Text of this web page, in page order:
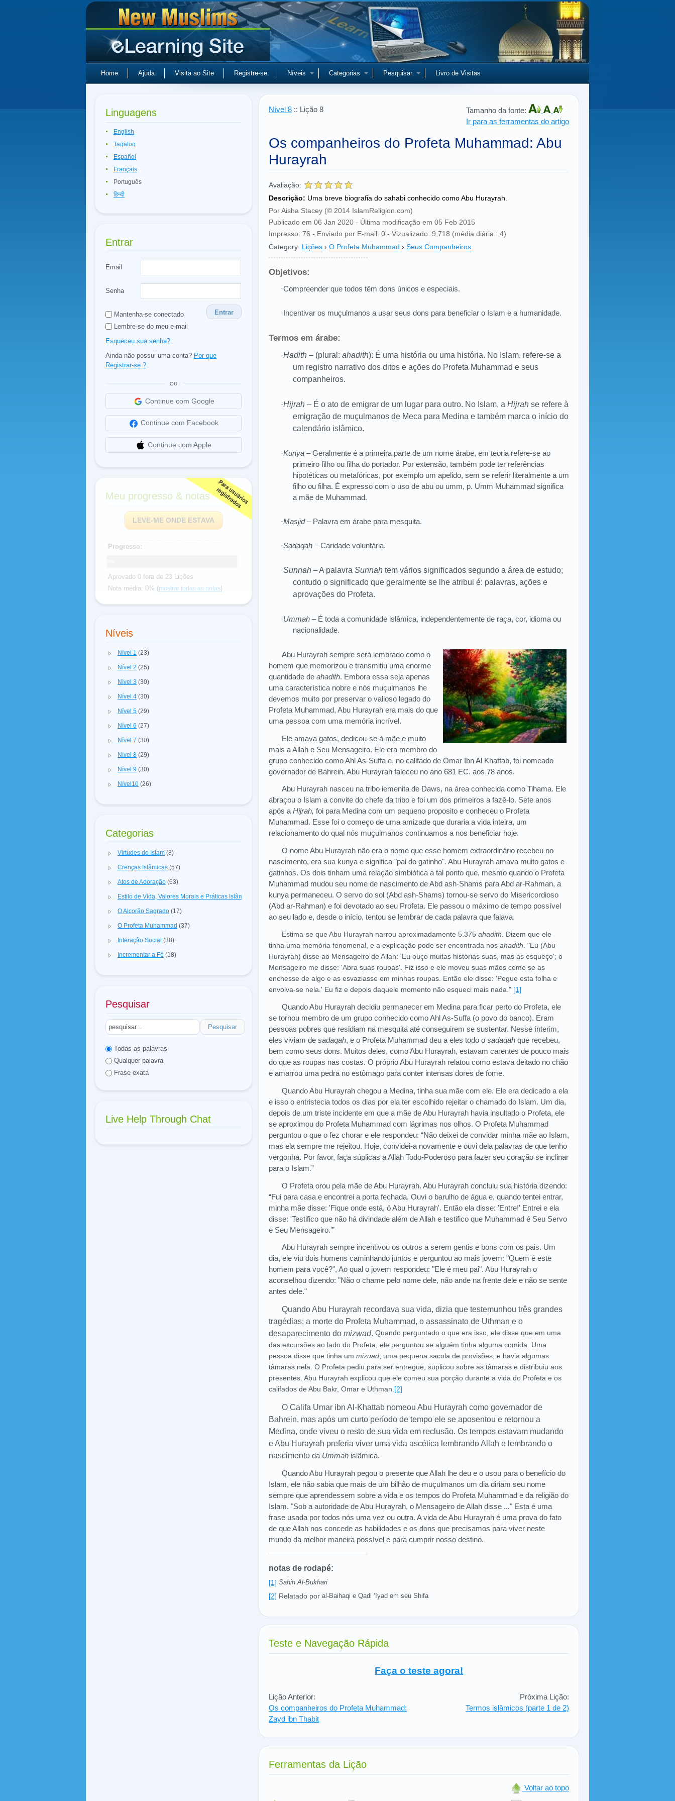
Home Ajuda Visita ao Site Registre-se Níveis Categorias Pesquisar Livro de Visitas
Linguagens
English
Tagalog
Español
Français
Português
हिन्दी
Entrar
Email
Senha
Mantenha-se conectado
Entrar
Lembre-se do meu e-mail
Esqueceu sua senha?
Ainda não possui uma conta? Por que
Registrar-se ?
OU
Continue com Google
Continue com Facebook
Continue com Apple
Meu progresso & notas
LEVE-ME ONDE ESTAVA
Progresso:
Aprovado 0 fora de 23 Lições
Nota média: 0% (mostrar todas as notas)
Níveis
Nível 1 (23)
Nível 2 (25)
Nível 3 (30)
Nível 4 (30)
Nível 5 (29)
Nível 6 (27)
Nível 7 (30)
Nível 8 (29)
Nível 9 (30)
Nível10 (26)
Categorias
Virtudes do Islam (8)
Crenças Islâmicas (57)
Atos de Adoração (63)
Estilo de Vida, Valores Morais e Práticas Islâmicas
O Alcorão Sagrado (17)
O Profeta Muhammad (37)
Interação Social (38)
Incrementar a Fé (18)
Pesquisar
Pesquisar
Todas as palavras
Qualquer palavra
Frase exata
Live Help Through Chat
Nível 8 :: Lição 8
Tamanho da fonte:
Ir para as ferramentas do artigo
Os companheiros do Profeta Muhammad: Abu
Hurayrah
Avaliação:
Descrição: Uma breve biografia do sahabi conhecido como Abu Hurayrah.
Por Aisha Stacey (© 2014 IslamReligion.com)
Publicado em 06 Jan 2020 - Última modificação em 05 Feb 2015
Impresso: 76 - Enviado por E-mail: 0 - Vizualizado: 9,718 (média diária:: 4)
Category: Lições › O Profeta Muhammad › Seus Companheiros
Objetivos:
·Compreender que todos têm dons únicos e especiais.
·Incentivar os muçulmanos a usar seus dons para beneficiar o Islam e a humanidade.
Termos em árabe:
·Hadith – (plural: ahadith): É uma história ou uma história. No Islam, refere-se a
um registro narrativo dos ditos e ações do Profeta Muhammad e seus
companheiros.
·Hijrah – É o ato de emigrar de um lugar para outro. No Islam, a Hijrah se refere à
emigração de muçulmanos de Meca para Medina e também marca o início do
calendário islâmico.
·Kunya – Geralmente é a primeira parte de um nome árabe, em teoria refere-se ao
primeiro filho ou filha do portador. Por extensão, também pode ter referências
hipotéticas ou metafóricas, por exemplo um apelido, sem se referir literalmente a um
filho ou filha. É expresso com o uso de abu ou umm, p. Umm Muhammad significa
a mãe de Muhammad.
·Masjid– Palavra em árabe para mesquita.
·Sadaqah – Caridade voluntária.
·Sunnah –A palavra Sunnah tem vários significados segundo a área de estudo;
contudo o significado que geralmente se lhe atribui é: palavras, ações e
aprovações do Profeta.
·Ummah – É toda a comunidade islâmica, independentemente de raça, cor, idioma ou
nacionalidade.
Abu Hurayrah sempre será lembrado como o
homem que memorizou e transmitiu uma enorme
quantidade de ahadith. Embora essa seja apenas
uma característica nobre e nós muçulmanos lhe
devemos muito por preservar o valioso legado do
Profeta Muhammad, Abu Hurayrah era mais do que
uma pessoa com uma memória incrível.
Ele amava gatos, dedicou-se à mãe e muito
mais a Allah e Seu Mensageiro. Ele era membro do
grupo conhecido como Ahl As-Suffa e, no califado de Omar Ibn Al Khattab, foi nomeado
governador de Bahrein. Abu Hurayrah faleceu no ano 681 EC. aos 78 anos.
Abu Hurayrah nasceu na tribo iemenita de Daws, na área conhecida como Tihama. Ele
abraçou o Islam a convite do chefe da tribo e foi um dos primeiros a fazê-lo. Sete anos
após a Hijrah, foi para Medina com um pequeno proposito e conheceu o Profeta
Muhammad. Esse foi o começo de uma amizade que duraria a vida inteira, um
relacionamento do qual nós muçulmanos continuamos a nos beneficiar hoje.
O nome Abu Hurayrah não era o nome que esse homem extraordinário recebeu no
nascimento, era sua kunya e significa "pai do gatinho". Abu Hurayrah amava muito gatos e
gatinhos. Os dois tinham uma relação simbiótica a tal ponto que, mesmo quando o Profeta
Muhammad mudou seu nome de nascimento de Abd ash-Shams para Abd ar-Rahman, a
kunya permaneceu. O servo do sol (Abd ash-Shams) tornou-se servo do Misericordioso
(Abd ar-Rahman) e foi devotado ao seu Profeta. Ele passou o máximo de tempo possível
ao seu lado e, desde o início, tentou se lembrar de cada palavra que falava.
Estima-se que Abu Hurayrah narrou aproximadamente 5.375ahadith . Dizem que ele
tinha uma memória fenomenal, e a explicação pode ser encontrada nos ahadith . "Eu (Abu
Hurayrah) disse ao Mensageiro de Allah: 'Eu ouço muitas histórias suas, mas as esqueço'; o
Mensageiro me disse: 'Abra suas roupas'. Fiz isso e ele moveu suas mãos como se as
enchesse de algo e as esvaziasse em minhas roupas. Então ele disse: 'Pegue esta folha e
envolva-se nela.' Eu fiz e depois daquele momento não esqueci mais nada." [1]
Quando Abu Hurayrah decidiu permanecer em Medina para ficar perto do Profeta, ele
se tornou membro de um grupo conhecido como Ahl As-Suffa (o povo do banco). Eram
pessoas pobres que residiam na mesquita até conseguirem se sustentar. Nesse ínterim,
eles viviam de sadaqah, e o Profeta Muhammad deu a eles todo o sadaqah que recebeu,
bem como seus dons. Muitos deles, como Abu Hurayrah, estavam carentes de pouco mais
do que as roupas nas costas. O próprio Abu Hurayrah relatou como estava deitado no chão
e amarrou uma pedra no estômago para conter intensas dores de fome.
Quando Abu Hurayrah chegou a Medina, tinha sua mãe com ele. Ele era dedicado a ela
e isso o entristecia todos os dias por ela ter escolhido rejeitar o chamado do Islam. Um dia,
depois de um triste incidente em que a mãe de Abu Hurayrah havia insultado o Profeta, ele
se aproximou do Profeta Muhammad com lágrimas nos olhos. O Profeta Muhammad
perguntou o que o fez chorar e ele respondeu: “Não deixei de convidar minha mãe ao Islam,
mas ela sempre me rejeitou. Hoje, convidei-a novamente e ouvi dela palavras de que tenho
vergonha. Por favor, faça súplicas a Allah Todo-Poderoso para fazer seu coração se inclinar
para o Islam.”
O Profeta orou pela mãe de Abu Hurayrah. Abu Hurayrah concluiu sua história dizendo:
“Fui para casa e encontrei a porta fechada. Ouvi o barulho de água e, quando tentei entrar,
minha mãe disse: 'Fique onde está, ó Abu Hurayrah'. Então ela disse: 'Entre!' Entrei e ela
disse: 'Testifico que não há divindade além de Allah e testifico que Muhammad é Seu Servo
e Seu Mensageiro.'”
Abu Hurayrah sempre incentivou os outros a serem gentis e bons com os pais. Um
dia, ele viu dois homens caminhando juntos e perguntou ao mais jovem: "Quem é este
homem para você?", Ao qual o jovem respondeu: "Ele é meu pai". Abu Hurayrah o
aconselhou dizendo: "Não o chame pelo nome dele, não ande na frente dele e não se sente
antes dele."
Quando Abu Hurayrah recordava sua vida, dizia que testemunhou três grandes
tragédias; a morte do Profeta Muhammad, o assassinato de Uthman e o
desaparecimento do mizwad. Quando perguntado o que era isso, ele disse que em uma
das excursões ao lado do Profeta, ele perguntou se alguém tinha alguma comida. Uma
pessoa disse que tinha um mizuad , uma pequena sacola de provisões, e havia algumas
tâmaras nela. O Profeta pediu para ser entregue, suplicou sobre as tâmaras e distribuiu aos
presentes. Abu Hurayrah explicou que ele comeu sua porção durante a vida do Profeta e os
califados de Abu Bakr, Omar e Uthman. [2]
O Califa Umar ibn Al-Khattab nomeou Abu Hurayrah como governador de
Bahrein, mas após um curto período de tempo ele se aposentou e retornou a
Medina, onde viveu o resto de sua vida em reclusão. Os tempos estavam mudando
e Abu Hurayrah preferia viver uma vida ascética lembrando Allah e lembrando o
nascimento da Ummah islâmica.
Quando Abu Hurayrah pegou o presente que Allah lhe deu e o usou para o benefício do
Islam, ele não sabia que mais de um bilhão de muçulmanos um dia diriam seu nome
sempre que aprendessem sobre a vida e os tempos do Profeta Muhammad e da religião do
Islam. "Sob a autoridade de Abu Hurayrah, o Mensageiro de Allah disse ..." Esta é uma
frase usada por todos nós uma vez ou outra. A vida de Abu Hurayrah é uma prova do fato
de que Allah nos concede as habilidades e os dons que precisamos para viver neste
mundo da melhor maneira possível e para cumprir nosso destino.
notas de rodapé:
[1] Sahih Al-Bukhari
[2] Relatado por al-Baihaqi e Qadi ‘Iyad em seu Shifa
Teste e Navegação Rápida
Faça o teste agora!
Lição Anterior:
Os companheiros do Profeta Muhammad:
Zayd ibn Thabit
Próxima Lição:
Termos islâmicos (parte 1 de 2)
Ferramentas da Lição
Voltar ao topo